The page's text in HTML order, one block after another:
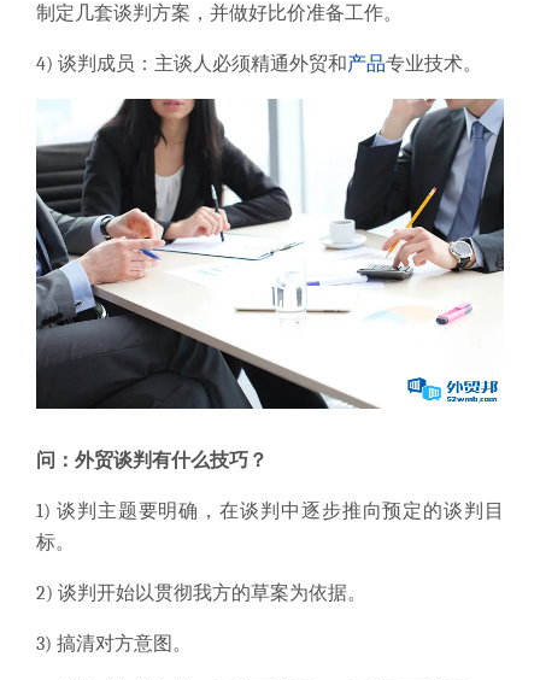
制定几套谈判方案，并做好比价准备工作。
4) 谈判成员：主谈人必须精通外贸和产品专业技术。
问： 外贸谈判有什么技巧？
1) 谈判主题要明确，在谈判中逐步推向预定的谈判目
标。
2) 谈判开始以贯彻我方的草案为依据。
3) 搞清对方意图。